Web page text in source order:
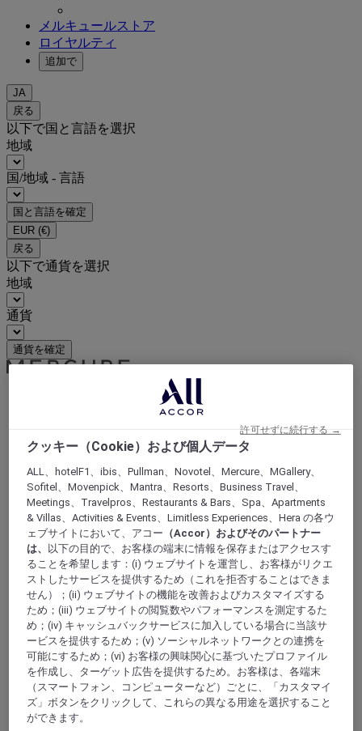
メルキュールストア
ロイヤルティ
追加で
JA
戻る
以下で国と言語を選択
地域
国/地域 - 言語
国と言語を確定
EUR (€)
戻る
以下で通貨を選択
地域
通貨
通貨を確定
Germany
Bonn
ケルン, ドイツ
メルキュールホテルゼフェリンズホーフケル
クッキー（Cookie）および個人データ
ALL、hotelF1、ibis、Pullman、Novotel、Mercure、MGallery、
Sofitel、Movenpick、Mantra、Resorts、Business Travel、
Meetings、Travelpros、Restaurants & Bars、Spa、Apartments
& Villas、Activities & Events、Limitless Experiences、Hera の各ウ
ェブサイトにおいて、アコー （Accor）およびそのパートナー
は、
以下の目的で、お客様の端末に情報を保存またはアクセスす
ることを希望します：(i) ウェブサイトを運営し、お客様がリクエ
ストしたサービスを提供するため（これを拒否することはできま
せん）；(ii) ウェブサイトの機能を改善およびカスタマイズする
ため；(iii) ウェブサイトの閲覧数やパフォーマンスを測定するた
め；(iv) キャッシュバックサービスに加入している場合に当該サ
ービスを提供するため；(v) ソーシャルネットワークとの連携を
可能にするため；(vi) お客様の興味関心に基づいたプロファイル
を作成し、ターゲット広告を提供するため。お客様は、各端末
（スマートフォン、コンピューターなど）ごとに、「カスタマイ
ズ」ボタンをクリックして、これらの異なる用途を選択すること
ができます。
許可せずに続行する →